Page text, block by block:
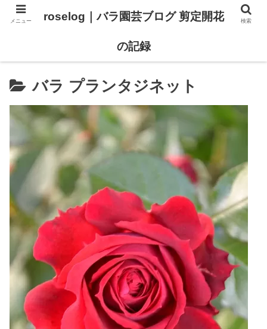
バラ プランタジネット
メニュー roselog｜バラ園芸ブログ 剪定開花
の記録
検索